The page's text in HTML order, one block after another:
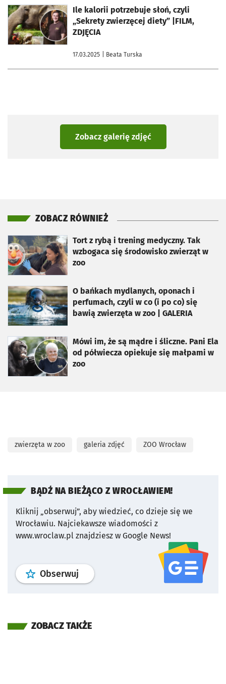
Ile kalorii potrzebuje słoń, czyli
„Sekrety zwierzęcej diety” |FILM,
ZDJĘCIA
17.03.2025 | Beata Turska
otworzy się w nowej karcie
Zobacz galerię zdjęć
ZOBACZ RÓWNIEŻ
Tort z rybą i trening medyczny. Tak
wzbogaca się środowisko zwierząt w
zoo
otworzy się w nowej karcie
O bańkach mydlanych, oponach i
perfumach, czyli w co (i po co) się
bawią zwierzęta w zoo | GALERIA
otworzy się w nowej karcie
Mówi im, że są mądre i śliczne. Pani Ela
od półwiecza opiekuje się małpami w
zoo
otworzy się w nowej karcie
zwierzęta w zoo galeria zdjęć ZOO Wrocław
BĄDŹ NA BIEŻĄCO Z WROCŁAWIEM!
Kliknij „obserwuj”, aby wiedzieć, co dzieje się we
Wrocławiu. Najciekawsze wiadomości z
www.wroclaw.pl znajdziesz w Google News!
Obserwuj profil serwisu
ZOBACZ TAKŻE